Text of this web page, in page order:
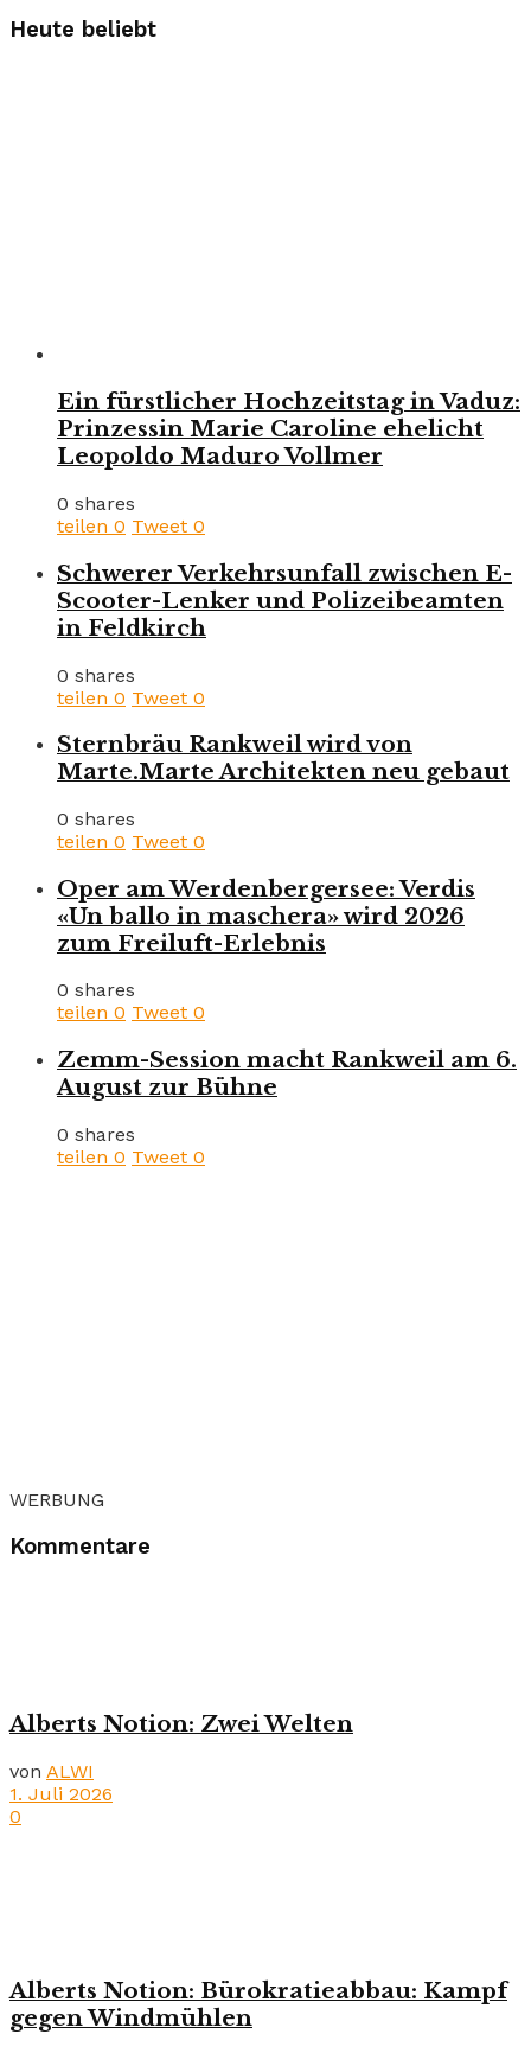
Heute beliebt
Ein fürstlicher Hochzeitstag in Vaduz:
Prinzessin Marie Caroline ehelicht
Leopoldo Maduro Vollmer
0 shares
teilen 0 Tweet 0
Schwerer Verkehrsunfall zwischen E-
Scooter-Lenker und Polizeibeamten
in Feldkirch
0 shares
teilen 0 Tweet 0
Sternbräu Rankweil wird von
Marte.Marte Architekten neu gebaut
0 shares
teilen 0 Tweet 0
Oper am Werdenbergersee: Verdis
«Un ballo in maschera» wird 2026
zum Freiluft-Erlebnis
0 shares
teilen 0 Tweet 0
Zemm-Session macht Rankweil am 6.
August zur Bühne
0 shares
teilen 0 Tweet 0
WERBUNG
Kommentare
Alberts Notion: Zwei Welten
von ALWI
1. Juli 2026
0
Alberts Notion: Bürokratieabbau: Kampf
gegen Windmühlen